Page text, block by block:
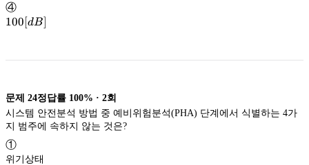
④
100[dB]
100 [dB]
문제 24정답률 100% · 2회
시스템 안전분석 방법 중 예비위험분석(PHA) 단계에서 식별하는 4가
지 범주에 속하지 않는 것은?
①
위기상태